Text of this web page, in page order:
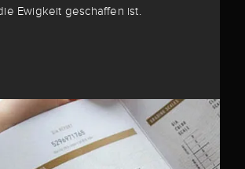
Ewigkeit geschaffen ist.